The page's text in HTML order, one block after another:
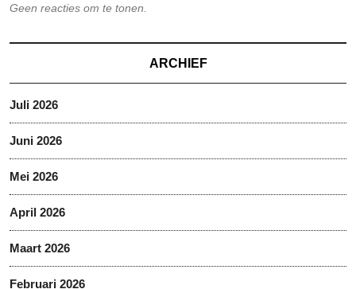
Geen reacties om te tonen.
ARCHIEF
Juli 2026
Juni 2026
Mei 2026
April 2026
Maart 2026
Februari 2026